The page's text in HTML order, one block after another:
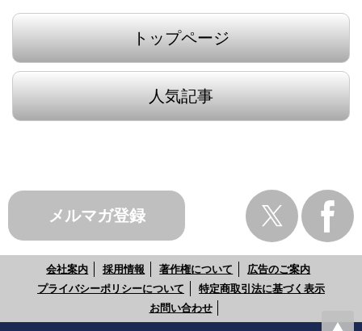
トップページ
人気記事
メルマガ登録
会社案内 採用情報 著作権について
広告のご案内
プライバシーポリシーについて
特定商取引法に基づく表示
お問い合わせ